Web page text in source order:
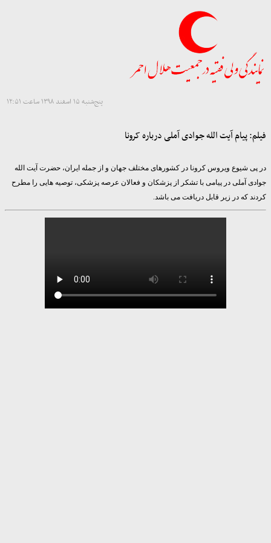
پنج‌شنبه ۱۵ اسفند ۱۳۹۸ ساعت ۱۲:۵۱
فیلم: پیام آیت الله جوادی آملی درباره کرونا
در پی شیوع ویروس کرونا در کشورهای مختلف جهان و از جمله ایران، حضرت آیت الله
جوادی آملی در پیامی با تشکر از پزشکان و فعالان عرصه پزشکی، توصیه هایی را مطرح
کردند که در زیر قابل دریافت می باشد.